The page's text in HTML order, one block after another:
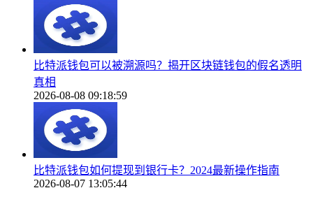
比特派钱包可以被溯源吗？揭开区块链钱包的假名透明
真相
2026-08-08 09:18:59
比特派钱包如何提现到银行卡？2024最新操作指南
2026-08-07 13:05:44